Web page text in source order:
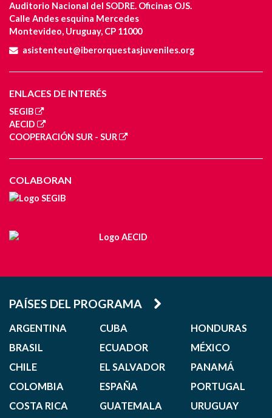
Auditorio Nacional del SODRE. Oficinas OJS.
Calle Andes esquina Mercedes
Montevideo, Uruguay, CP 11000
asistenteut@iberorquestasjuveniles.org
ENLACES DE INTERÉS
SEGIB
AECID
COOPERACIÓN SUR - SUR
COLABORAN
PAÍSES DEL PROGRAMA
ARGENTINA
BRASIL
CHILE
COLOMBIA
COSTA RICA
CUBA
ECUADOR
EL SALVADOR
ESPAÑA
GUATEMALA
HONDURAS
MÉXICO
PANAMÁ
PORTUGAL
URUGUAY